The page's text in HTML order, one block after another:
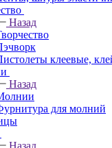
Назад
клеевые,
Назад
для молний
Назад